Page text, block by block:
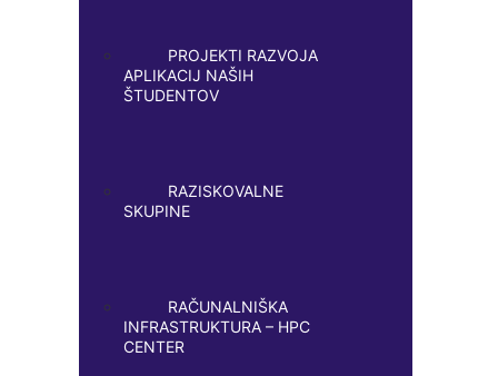
PROJEKTI RAZVOJA
APLIKACIJ NAŠIH
ŠTUDENTOV
RAZISKOVALNE
SKUPINE
RAČUNALNIŠKA
INFRASTRUKTURA – HPC
CENTER